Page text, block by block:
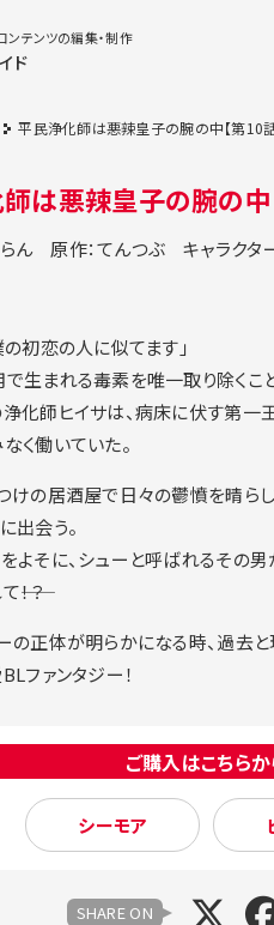
ンテンツの編集・制作
ド
平民浄化師は悪辣皇子の腕の中【第10話
は悪辣皇子の腕の中
ん 原作：てんつぶ キャラクタ
の初恋の人に似てます」
生まれる毒素を唯一取り除くこ
化師ヒイサは、病床に伏す第一
く働いていた。
けの居酒屋で日々の鬱憤を晴ら
出会う。
よそに、シューと呼ばれるその
！？
の正体が明らかになる時、過去
ファンタジー！
ご購入はこちらか
シーモア
SHARE ON